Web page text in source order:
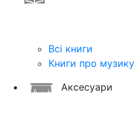
Всі книги
Книги про музику
Аксесуари